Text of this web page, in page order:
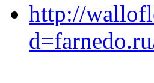
http://